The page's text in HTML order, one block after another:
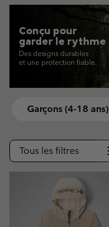
TO
SEARCH
Conçu pour
garder le rythme
Des designs durables
et une protection fiable.
Garçons (4-18 ans)
Tous les filtres